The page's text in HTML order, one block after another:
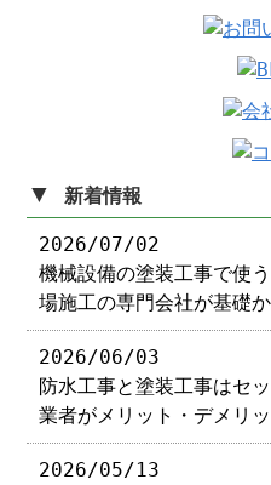
▼ 新着情報
2026/07/02
機械設備の塗装工事で使
場施工の専門会社が基礎
2026/06/03
防水工事と塗装工事はセ
業者がメリット・デメリ
2026/05/13